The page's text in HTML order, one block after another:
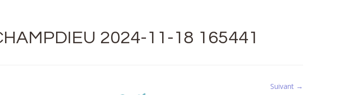
2024-11-18 165441
Suivant →